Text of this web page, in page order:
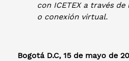
con ICETEX a través
o conexión virtual.
Bogotá D.C, 15 de mayo de